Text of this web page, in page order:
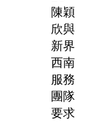
陳穎
欣與
新界
西南
服務
團隊
要求